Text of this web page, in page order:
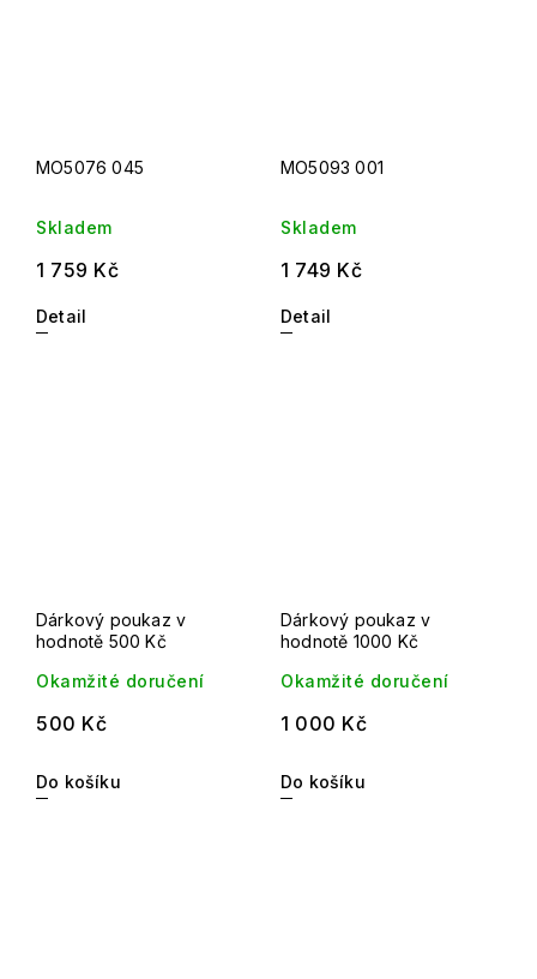
MO5076 045
Skladem
1 759 Kč
Detail
MO5093 001
Skladem
1 749 Kč
Detail
Dárkový poukaz v
hodnotě 500 Kč
Okamžité doručení
500 Kč
Do košíku
Dárkový poukaz v
hodnotě 1000 Kč
Okamžité doručení
1 000 Kč
Do košíku